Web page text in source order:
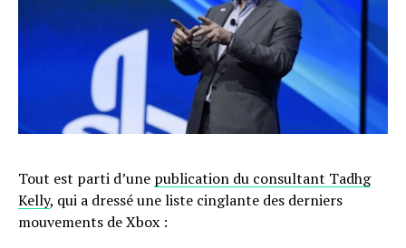
Tout est parti d’une publication du consultant Tadhg
Kelly, qui a dressé une liste cinglante des derniers
mouvements de Xbox :